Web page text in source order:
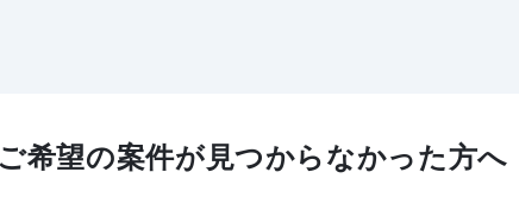
ご希望の案件が見つからなかった方へ